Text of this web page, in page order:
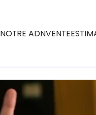
NOTRE ADNVENTE